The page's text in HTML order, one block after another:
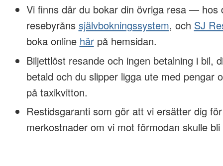
Vi finns där du bokar din övriga resa — hos
resebyråns självbokningssystem, och SJ
boka online härpå hemsidan.
Biljettlöst resande och ingen betalning i bil,
betald och du slipper ligga ute med pengar
på taxikvitton.
Restidsgaranti som gör att vi ersätter dig
merkostnader om vi mot förmodan skulle